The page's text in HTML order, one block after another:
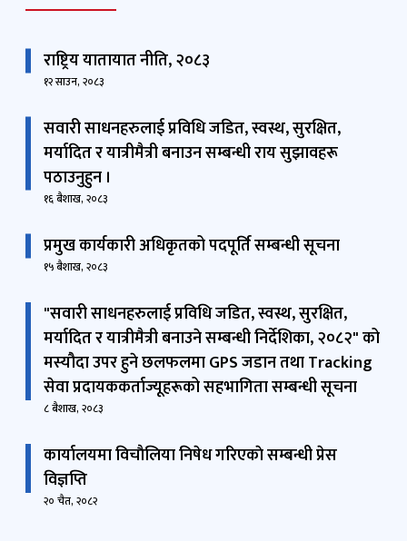
राष्ट्रिय यातायात नीति, २०८३
१२ साउन, २०८३
सवारी साधनहरुलाई प्रविधि जडित, स्वस्थ, सुरक्षित,
मर्यादित र यात्रीमैत्री बनाउन सम्बन्धी राय सुझावहरू
पठाउनुहुन ।
१६ बैशाख, २०८३
प्रमुख कार्यकारी अधिकृतको पदपूर्ति सम्बन्धी सूचना
१५ बैशाख, २०८३
"सवारी साधनहरुलाई प्रविधि जडित, स्वस्थ, सुरक्षित,
मर्यादित र यात्रीमैत्री बनाउने सम्बन्धी निर्देशिका, २०८२" को
मस्यौदा उपर हुने छलफलमा GPS जडान तथा Tracking
सेवा प्रदायककर्ताज्यूहरूको सहभागिता सम्बन्धी सूचना
८ बैशाख, २०८३
कार्यालयमा विचाैलिया निषेध गरिएकाे सम्बन्धी प्रेस
विज्ञप्ति
२० चैत, २०८२